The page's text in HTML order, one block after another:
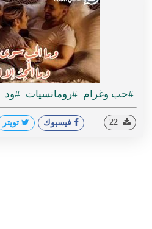
#حب وغرام #رومانسيات #ود
فيسبوك تويتر